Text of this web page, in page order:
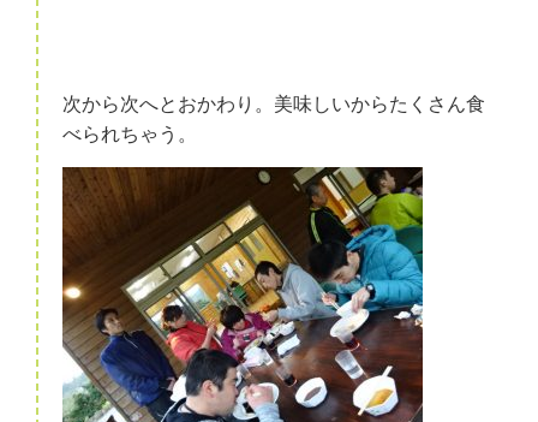
次から次へとおかわり。美味しいからたくさん食
べられちゃう。